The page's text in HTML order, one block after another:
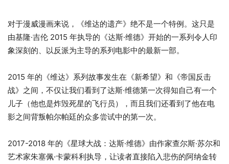
对于漫威漫画来说，《维达的遗产》绝不是一个特例。这只是
由基隆·吉伦 2015 年执导的《达斯·维德》开始的一系列令人印
象深刻的、以反派为主导的系列电影中的最新一部。
2015 年的《维达》系列故事发生在《新希望》和《帝国反击
战》之间，不仅让我们看到了达斯·维德第一次得知自己有一个
儿子（他也是炸毁死星的飞行员），而且我们还看到了他在电
影之间背叛帕尔帕廷的众多尝试中的第一次。
2017-2018 年的《星球大战：达斯·维德》由作家查尔斯·苏尔和
艺术家朱塞佩·卡蒙科利执导，让读者直接陷入悲伤的阿纳金转